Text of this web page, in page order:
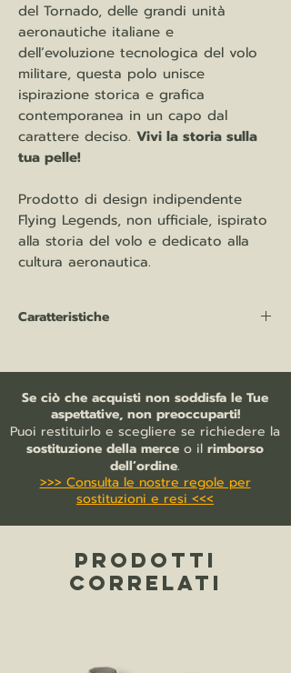
del Tornado, delle grandi unità
aeronautiche italiane e
dell’evoluzione tecnologica del volo
militare, questa polo unisce
ispirazione storica e grafica
contemporanea in un capo dal
carattere deciso. Vivi la storia sulla
tua pelle!
Prodotto di design indipendente
Flying Legends, non ufficiale, ispirato
alla storia del volo e dedicato alla
cultura aeronautica.
Caratteristiche
100% cotone (Optimium™) prelavato e
ring-spun
Piqué fine ad alta densità
Mano morbida
Fettuccia a spina di pesce premium
nel collo e spacchetti laterali
Collo e polsini in maglia a costine
Abbottonatura a 2 bottoni tono su
tono
Se ciò che acquisti non soddisfa le Tue
aspettative, non preoccuparti!
Puoi restituirlo e scegliere se richiedere la
sostituzione della merce o il rimborso
dell’ordine.
>>> Consulta le nostre regole per
sostituzioni e resi <<<
PRODOTTI
CORRELATI